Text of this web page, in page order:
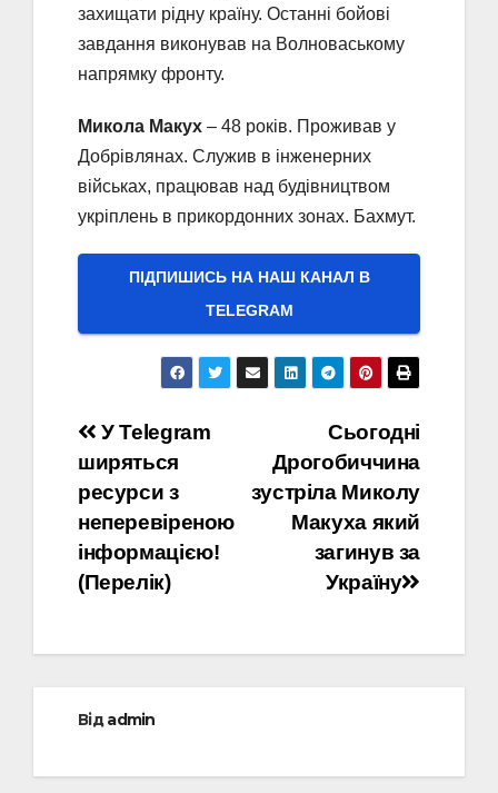
захищати рідну країну. Останні бойові
завдання виконував на Волноваському
напрямку фронту.
Микола Макух – 48 років. Проживав у
Добрівлянах. Служив в інженерних
військах, працював над будівництвом
укріплень в прикордонних зонах. Бахмут.
ПІДПИШИСЬ НА НАШ КАНАЛ В
ТELEGRAM
Навігація
записів
Сьогодні
Дрогобиччина
зустріла Миколу
Макуха який
загинув за
Україну
У Telegram
ширяться
ресурси з
неперевіреною
інформацією!
(Перелік)
Відadmin